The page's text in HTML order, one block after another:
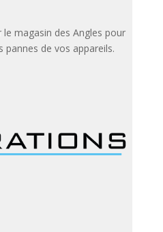
le magasin des Angles pour
pannes de vos appareils.